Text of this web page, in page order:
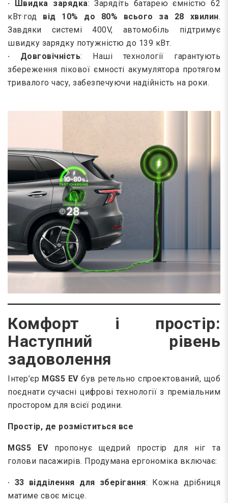
· Швидка зарядка: Зарядіть батарею ємністю 62
кВт·год від 10% до 80% всього за 28 хвилин.
Завдяки системі 400V, автомобіль підтримує
швидку зарядку потужністю до 139 кВт.
· Довговічність: Наші технології гарантують
збереження пікової ємності акумулятора протягом
тривалого часу, забезпечуючи надійність на роки.
Комфорт і простір:
Наступний рівень
задоволення
Інтер’єр MGS5 EVбув ретельно спроектований, щоб
поєднати сучасні цифрові технології з преміальним
простором для всієї родини.
Простір, де розміститься все
MGS5 EVпропонує щедрий простір для ніг та
голови пасажирів. Продумана ергономіка включає:
· 33 відділення для зберігання: Кожна дрібниця
матиме своє місце.